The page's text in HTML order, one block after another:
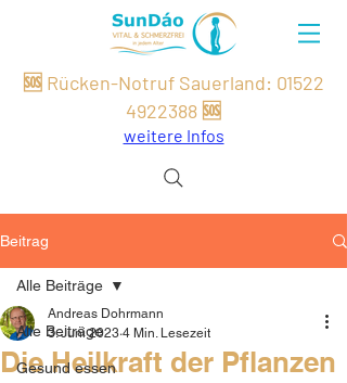
🆘 Rücken-Notruf Sauerland: 01522
4922388 🆘
weitere Infos
Beitrag
Alle Beiträge
Gesund essen
Alle Beiträge
Die Heilkraft der Pflanzen
Andreas Dohrmann
3. Juni 2023 4 Min. Lesezeit